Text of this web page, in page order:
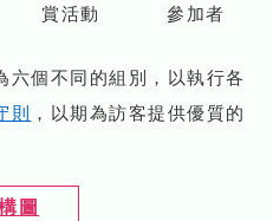
賞活動
參加者
六個不同的組別，以執行各
則
，以期為訪客提供優質的
圖